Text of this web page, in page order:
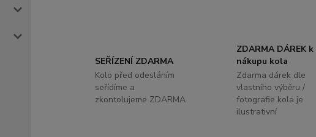
SEŘÍZENÍ ZDARMA
Kolo před odesláním
seřídíme a
zkontolujeme ZDARMA
ZDARMA DÁREK k
nákupu kola
Zdarma dárek dle
vlastního výběru /
fotografie kola je
ilustrativní